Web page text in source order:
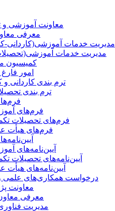
معاونت آموزشی و
معرفی
مدیریت خدمات آموزشی(کاردانی-
مدیریت خدمات
کمیسیون
امور
ترم بندی کاردانی
ترم بندی
فرم‌های
فرم‌های تحصیلات
فرم‌های هیأت
آیین‌نامه‌های
آیین‌نامه‌های تحصیلات
آیین‌نامه‌های هیأت
درخواست همکاری‌های علمی
معاونت
معرفی
مدیریت